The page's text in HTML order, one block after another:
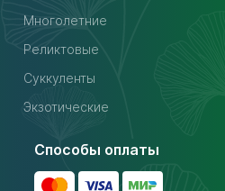
Многолетние
Реликтовые
Суккуленты
Экзотические
Способы оплаты